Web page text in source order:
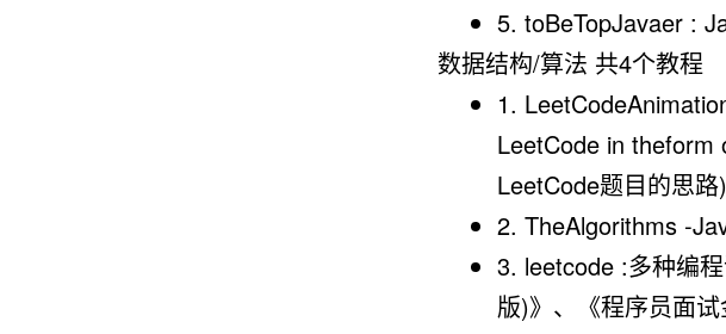
5. toBeTopJavaer :
数据结构/算法 共4个教程
1.
LeetCode in
LeetCode题目的思路)
2. TheAlgorithms -
3. leetcode :多种编
版)》、《程序员面试